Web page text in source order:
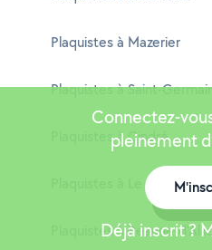
Plaquistes à Mazerier
Plaquistes à Saint-
Plaquistes à Cindré
Plaquistes à Le Mayet-
Plaquistes à Beaune-
Connectez-
pleinement
Déjà inscrit ?